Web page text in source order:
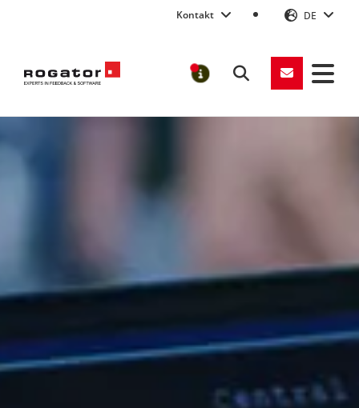
Kontakt DE
MELDUNGEN
Suchen